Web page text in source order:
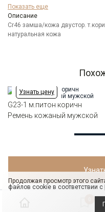
Бренд
Модель
Цвет
Отделка
Показать еще
Описание
Cr46 замша/кожа двустор.
натуральная кожа
Узнать цену
G23-1 м.питон коричн
Ремень кожаный мужской
Продолжая просмотр этого
файлов cookie в соответствии с